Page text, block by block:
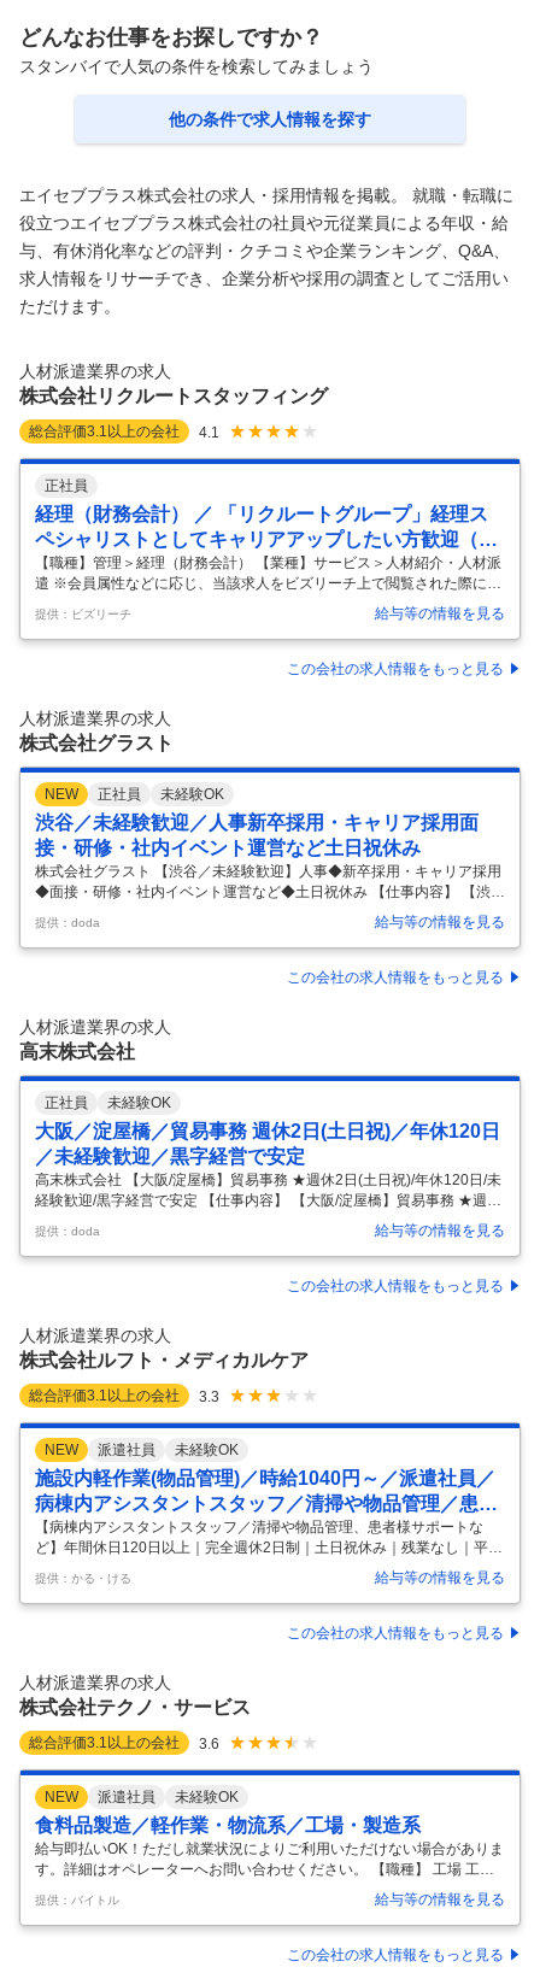
どんなお仕事をお探しですか？
スタンバイで人気の条件を検索してみましょう
他の条件で求人情報を探す
エイセブプラス株式会社の求人・採用情報を掲載。 就職・転職に
役立つエイセブプラス株式会社の社員や元従業員による年収・給
与、有休消化率などの評判・クチコミや企業ランキング、Q&A、
求人情報をリサーチでき、企業分析や採用の調査としてご活用い
ただけます。
人材派遣業界の求人
株式会社リクルートスタッフィング
総合評価3.1 以上の会社 4.1
正社員
経理（財務会計） ／ 「リクルートグループ」経理ス
ペシャリストとしてキャリアアップしたい方歓迎（正
社員・総合職）
【職種】管理＞経理（財務会計） 【業種】サービス＞人材紹介・人材派
遣 ※会員属性などに応じ、当該求人をビズリーチ上で閲覧された際に内
容が異なる場合があります 私たちが目指すのは、「らしさ」の数だけ、
働き方がある社会。 当社は、リクルートグループの一員として、人材派
遣事業を中心にビジネスを展開しています。 【業務内容】 弊社ファイナ
ンス・経理は、 経営と直結した部署のため、経営への参画や提言や資料
権・経験幅が大きいことが特徴です！ ・単体および子会社（3社）の経
理業務全般（伝票精算～決算業務まで） ・伝票チェック、支払関連業
務、固…
提供：ビズリーチ 給与等の情報を見る
この会社の求人情報をもっと見る
人材派遣業界の求人
株式会社グラスト
NEW 正社員 未経験OK
渋谷／未経験歓迎／人事新卒採用・キャリア採用面
接・研修・社内イベント運営など土日祝休み
株式会社グラスト 【渋谷／未経験歓迎】人事◆新卒採用・キャリア採用
◆面接・研修・社内イベント運営など◆土日祝休み 【仕事内容】 【渋谷
／未経験歓迎】人事◆新卒採用・キャリア採用◆面接・研修・社内イベ
ント運営など◆土日祝休み 【具体的な仕事内容】 ～未経験歓迎／年商1
35億円超の成長ベンチャー／ランチ代サポートや失恋休暇などユニーク
な福利厚生あり◎～ ■業務内容： 人事担当として、新卒採用・キャリア
スターの作成等、人事に関わる事だけでなく、会社をよりよくするため
にどうすれば良いかを考えながら、様々な業務を行います。 ▼新卒リク
ルー…
提供：doda 給与等の情報を見る
この会社の求人情報をもっと見る
人材派遣業界の求人
高末株式会社
正社員 未経験OK
大阪／淀屋橋／貿易事務 週休2日(土日祝)／年休120日
／未経験歓迎／黒字経営で安定
高末株式会社 【大阪/淀屋橋】貿易事務 ★週休2日(土日祝)/年休120日/未
経験歓迎/黒字経営で安定 【仕事内容】 【大阪/淀屋橋】貿易事務 ★週休
2日(土日祝)/年休120日/未経験歓迎/黒字経営で安定 【具体的な仕事内
容】 <1902年創業・老舗総合物流企業/100年以上強固な安定経営により
黒字経営を維持/自己資本比率82%～／未経験可／第二新卒歓迎／週休2
日制／年間休日120日＞ ■就業環境： ・週休2日制（土日祝日） ・年間
組みも実施。会社全体として労働時間短縮向けて意識的に取り組んでい
ます。その結果、残業時間
提供：doda 給与等の情報を見る
この会社の求人情報をもっと見る
人材派遣業界の求人
株式会社ルフト・メディカルケア
総合評価3.1 以上の会社 3.3
NEW 派遣社員 未経験OK
施設内軽作業(物品管理)／時給1040円～／派遣社員／
病棟内アシスタントスタッフ／清掃や物品管理／患者
様サポートなど／年間休日120日以上／完全週休2日制
／土日祝休み／残業なし／平日のみOK／週4日以上O
K／午前／1日4時間以内OK／月平均残業時間20時間
以内／原則定時退社／研修あり／副業・WワークOK
【病棟内アシスタントスタッフ／清掃や物品管理、患者様サポートな
ど】年間休日120日以上｜完全週休2日制｜土日祝休み｜残業なし｜平日
のみOK｜週4日以上OK｜午前｜1日4時間以内OK｜月平均残業時間20時
間以内｜原則定時退社｜研修あり｜副業・WワークOK｜資格取得支援あ
り ■ アピール ＼秋田県秋田市中通の病院の病棟内アシスタントスタッフ
／清掃や物品管理、患者様サポートなどを募集中／ 働きやすい環境を整
援も行っています！教育体制も◎ ◆長期間安定して働けます！ ■こんな
提供：かる・ける 給与等の情報を見る
この会社の求人情報をもっと見る
人材派遣業界の求人
株式会社テクノ・サービス
総合評価3.1 以上の会社 3.6
NEW 派遣社員 未経験OK
食料品製造／軽作業・物流系／工場・製造系
給与即払いOK！ただし就業状況によりご利用いただけない場合がありま
す。詳細はオペレーターへお問い合わせください。 【職種】 工場 工場
[派遣]食品・飲料系製造、軽作業・物流その他、工場・製造その他 【歓
迎する方】 未経験・初心者歓迎、経験者優遇、主婦(ママ)・主夫歓迎、
フリーター歓迎、学歴(中卒・高卒)不問、ブランク有OK、ミドル(40代
～)活躍中、新卒・第二新卒歓迎、エルダー(50代〜)活躍中 【仕事内容】
提供：バイトル 給与等の情報を見る
この会社の求人情報をもっと見る